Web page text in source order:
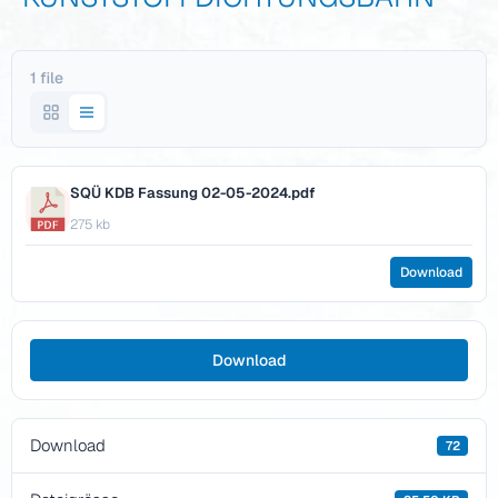
Grundwasser.
Unser Ziel seit vielen
1 file
SQÜ KDB Fassung 02-05-2024.pdf
275 kb
Download
Download
Download 72